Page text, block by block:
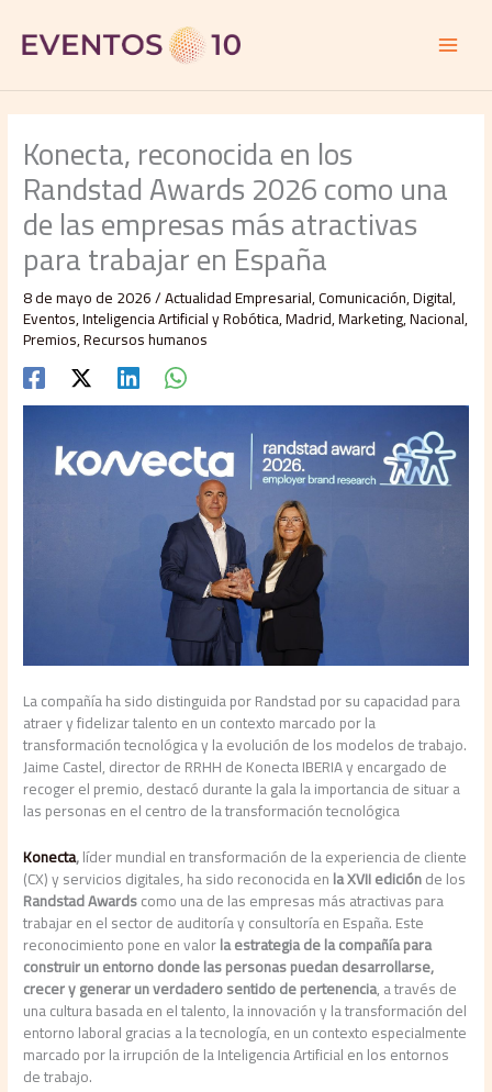
contenido
Konecta, reconocida en los
Randstad Awards 2026 como una
de las empresas más atractivas
para trabajar en España
8 de mayo de 2026/Actualidad Empresarial,Comunicación,Digital,
Eventos,Inteligencia Artificial y Robótica,Madrid,Marketing,Nacional,
Premios,Recursos humanos
La compañía ha sido distinguida por Randstad por su capacidad para
atraer y fidelizar talento en un contexto marcado por la
transformación tecnológica y la evolución de los modelos de trabajo.
Jaime Castel, director de RRHH de Konecta IBERIA y encargado de
recoger el premio, destacó durante la gala la importancia de situar a
las personas en el centro de la transformación tecnológica
Konecta,líder mundial en transformación de la experiencia de cliente
(CX) y servicios digitales, ha sido reconocida enla XVII ediciónde los
Randstad Awardscomo una de las empresas más atractivas para
trabajar en el sector de auditoría y consultoría en España. Este
reconocimiento pone en valorlaestrategia de la compañía para
construir un entorno donde las personas puedan desarrollarse,
crecer y generar un verdadero sentido de pertenencia, a través de
una cultura basada en el talento, la innovación y la transformación del
entorno laboral gracias a la tecnología, en un contexto especialmente
marcado por la irrupción de la Inteligencia Artificial en los entornos
de trabajo.